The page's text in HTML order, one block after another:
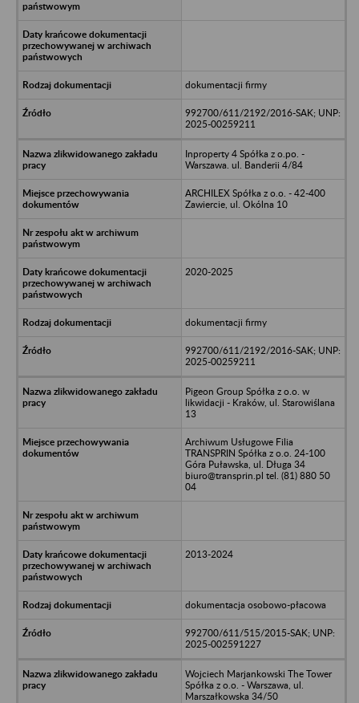
dokumentacji firmy
992700/611/2192/2016-SAK; UNP:
2025-00259211
Inproperty 4 Spółka z o.po. -
Warszawa. ul. Banderii 4/84
ARCHILEX Spółka z o.o. - 42-400
Zawiercie, ul. Okólna 10
2020-2025
dokumentacji firmy
992700/611/2192/2016-SAK; UNP:
2025-00259211
Pigeon Group Spółka z o.o. w
likwidacji - Kraków, ul. Starowiślana
13
Archiwum Usługowe Filia
TRANSPRIN Spółka z o.o. 24-100
Góra Puławska, ul. Długa 34
biuro@transprin.pl tel. (81) 880 50
04
2013-2024
dokumentacja osobowo-płacowa
992700/611/515/2015-SAK; UNP:
2025-002591227
Wojciech Marjankowski The Tower
Spółka z o.o. - Warszawa, ul.
Marszałkowska 34/50